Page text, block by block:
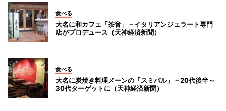
食べる
大名に和カフェ「茶音」－イタリアンジェラート専門
店がプロデュース（天神経済新聞）
食べる
大名に炭焼き料理メーンの「スミバル」－20代後半～
30代ターゲットに（天神経済新聞）